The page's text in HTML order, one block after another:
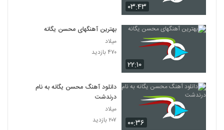
۰۳:۴۳
۲۲:۱۰
بهترین آهنگهای محسن یگانه
میلاد
۴۷۰ بازدید
۰۰:۳۶
دانلود آهنگ محسن یگانه به نام
درندشت
میلاد
۲۰۷ بازدید